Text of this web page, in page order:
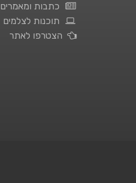
כתבות ומאמרים
תוכנות לצלמים
הצטרפו לאתר